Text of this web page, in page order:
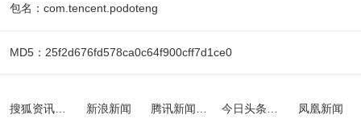
包名：com.tencent.podoteng
MD5：25f2d676fd578ca0c64f900cff7d1ce0
搜狐资讯-头条新闻app 新浪新闻 腾讯新闻2022最新版本 今日头条新闻 凤凰新闻